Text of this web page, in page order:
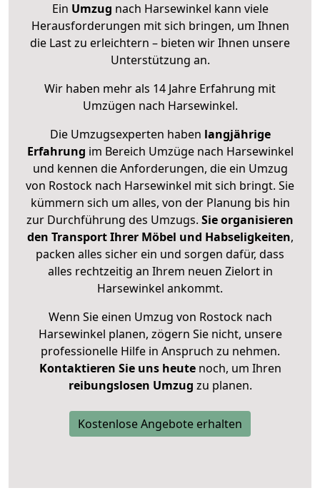
Ein Umzug nach Harsewinkel kann viele
Herausforderungen mit sich bringen, um Ihnen
die Last zu erleichtern – bieten wir Ihnen unsere
Unterstützung an.
Wir haben mehr als 14 Jahre Erfahrung mit
Umzügen nach Harsewinkel.
Die Umzugsexperten haben langjährige
Erfahrung im Bereich Umzüge nach Harsewinkel
und kennen die Anforderungen, die ein Umzug
von Rostock nach Harsewinkel mit sich bringt. Sie
kümmern sich um alles, von der Planung bis hin
zur Durchführung des Umzugs. Sie organisieren
den Transport Ihrer Möbel und Habseligkeiten,
packen alles sicher ein und sorgen dafür, dass
alles rechtzeitig an Ihrem neuen Zielort in
Harsewinkel ankommt.
Wenn Sie einen Umzug von Rostock nach
Harsewinkel planen, zögern Sie nicht, unsere
professionelle Hilfe in Anspruch zu nehmen.
Kontaktieren Sie uns heutenoch, um Ihren
reibungslosen Umzug zu planen.
Kostenlose Angebote erhalten